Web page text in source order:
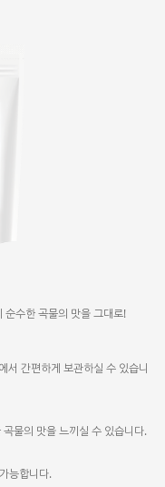
순수한 곡물의 맛을 그대로!
서 간편하게 보관하실 수 있습니
물의 맛을 느끼실 수 있습니다.
능합니다.